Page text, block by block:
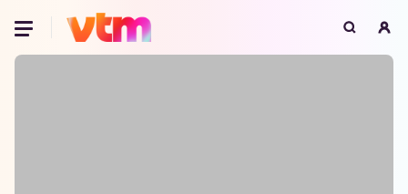
Oeps, browser niet ondersteund